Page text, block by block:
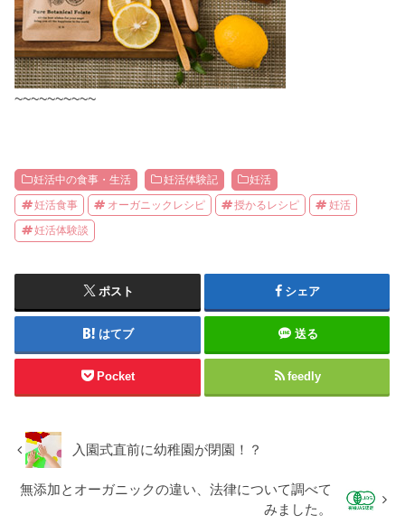
~~~~~~~~~~
妊活中の食事・生活 妊活体験記 妊活
妊活食事 オーガニックレシピ 授かるレシピ 妊活
妊活体験談
ポスト シェア
はてブ 送る
Pocket feedly
入園式直前に幼稚園が閉園！？
無添加とオーガニックの違い、法律について調べて
みました。